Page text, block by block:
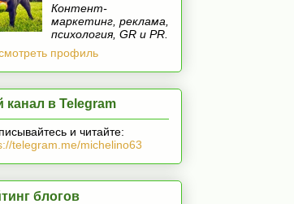
Контент-
маркетинг, реклама,
психология, GR и PR.
профиль
канал в Telegram
и читайте:
telegram.me/michelino63
блогов